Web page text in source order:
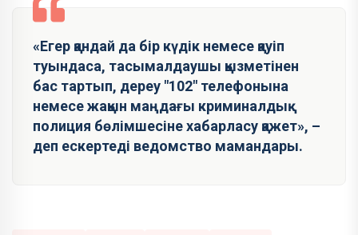
«Егер қандай да бір күдік немесе қауіп
туындаса, тасымалдаушы қызметінен
бас тартып, дереу "102" телефонына
немесе жақын маңдағы криминалдық
полиция бөлімшесіне хабарласу қажет», –
деп ескертеді ведомство мамандары.